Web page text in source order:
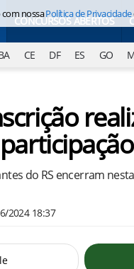
CONCURSOS ABERTOS
CE DF ES GO
do RS encerram
2024 18:37
com nossaPolítica de Privacidade